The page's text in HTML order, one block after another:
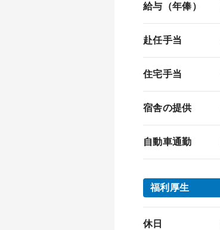
給与（年俸）
赴任手当
住宅手当
宿舎の提供
自動車通勤
福利厚生
休日